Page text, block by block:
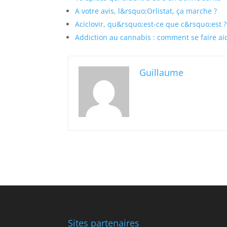
A votre avis, l&rsquo;Orlistat, ça marche ?
Aciclovir, qu&rsquo;est-ce que c&rsquo;est ?
Addiction au cannabis : comment se faire
Guillaume
Sites partenaires